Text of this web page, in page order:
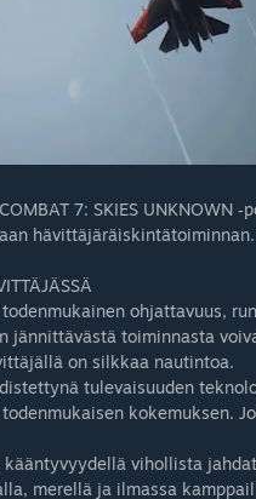
7: SKIES UNKNOWN
todenmukainen ohjattavuus,
jännittävästä toiminnasta
on silkkaa nautintoa.
tulevaisuuden
todenmukaisen kokemuksen.
vihollista
merellä ja ilmassa